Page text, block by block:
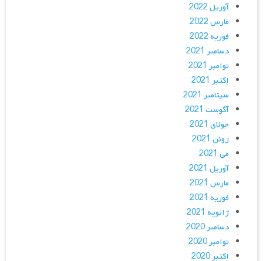
آوریل 2022
مارس 2022
فوریه 2022
دسامبر 2021
نوامبر 2021
اکتبر 2021
سپتامبر 2021
آگوست 2021
جولای 2021
ژوئن 2021
می 2021
آوریل 2021
مارس 2021
فوریه 2021
ژانویه 2021
دسامبر 2020
نوامبر 2020
اکتبر 2020